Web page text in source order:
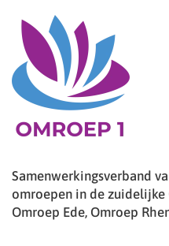
Samenwerkingsverband
omroepen in de zuidelijke
Omroep Ede, Omroep